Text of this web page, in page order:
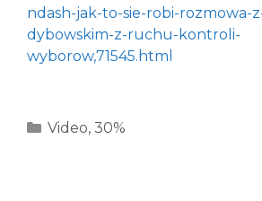
ndash-jak-to-sie-robi-rozmowa-
dybowskim-z-ruchu-kontroli-
wyborow,71545.html
Kategorie
Video, 30%